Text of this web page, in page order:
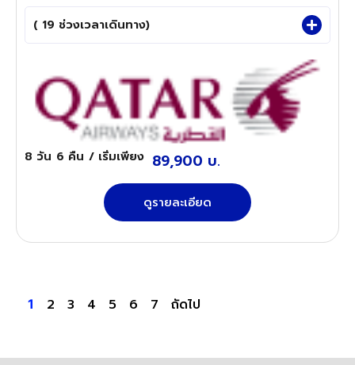
โน่ – โคโม่
( 19 ช่วงเวลาเดินทาง)
8 วัน 6 คืน / เริ่มเพียง 89,900 บ.
ดูรายละเอียด
1 2 3 4 5 6 7 ถัดไป